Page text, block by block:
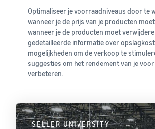
Optimaliseer je voorraadniveaus door te
wanneer je de prijs van je producten
wanneer je de producten moet
gedetailleerde informatie over
mogelijkheden om de verkoop te
suggesties om het rendement van je
verbeteren.
SELLER UNIVERSITY